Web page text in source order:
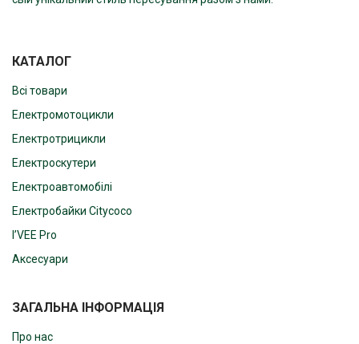
КАТАЛОГ
Всі товари
Електромотоцикли
Електротрицикли
Електроскутери
Електроавтомобілі
Електробайки Citycoco
I’VEE Pro
Аксесуари
ЗАГАЛЬНА ІНФОРМАЦІЯ
Про нас